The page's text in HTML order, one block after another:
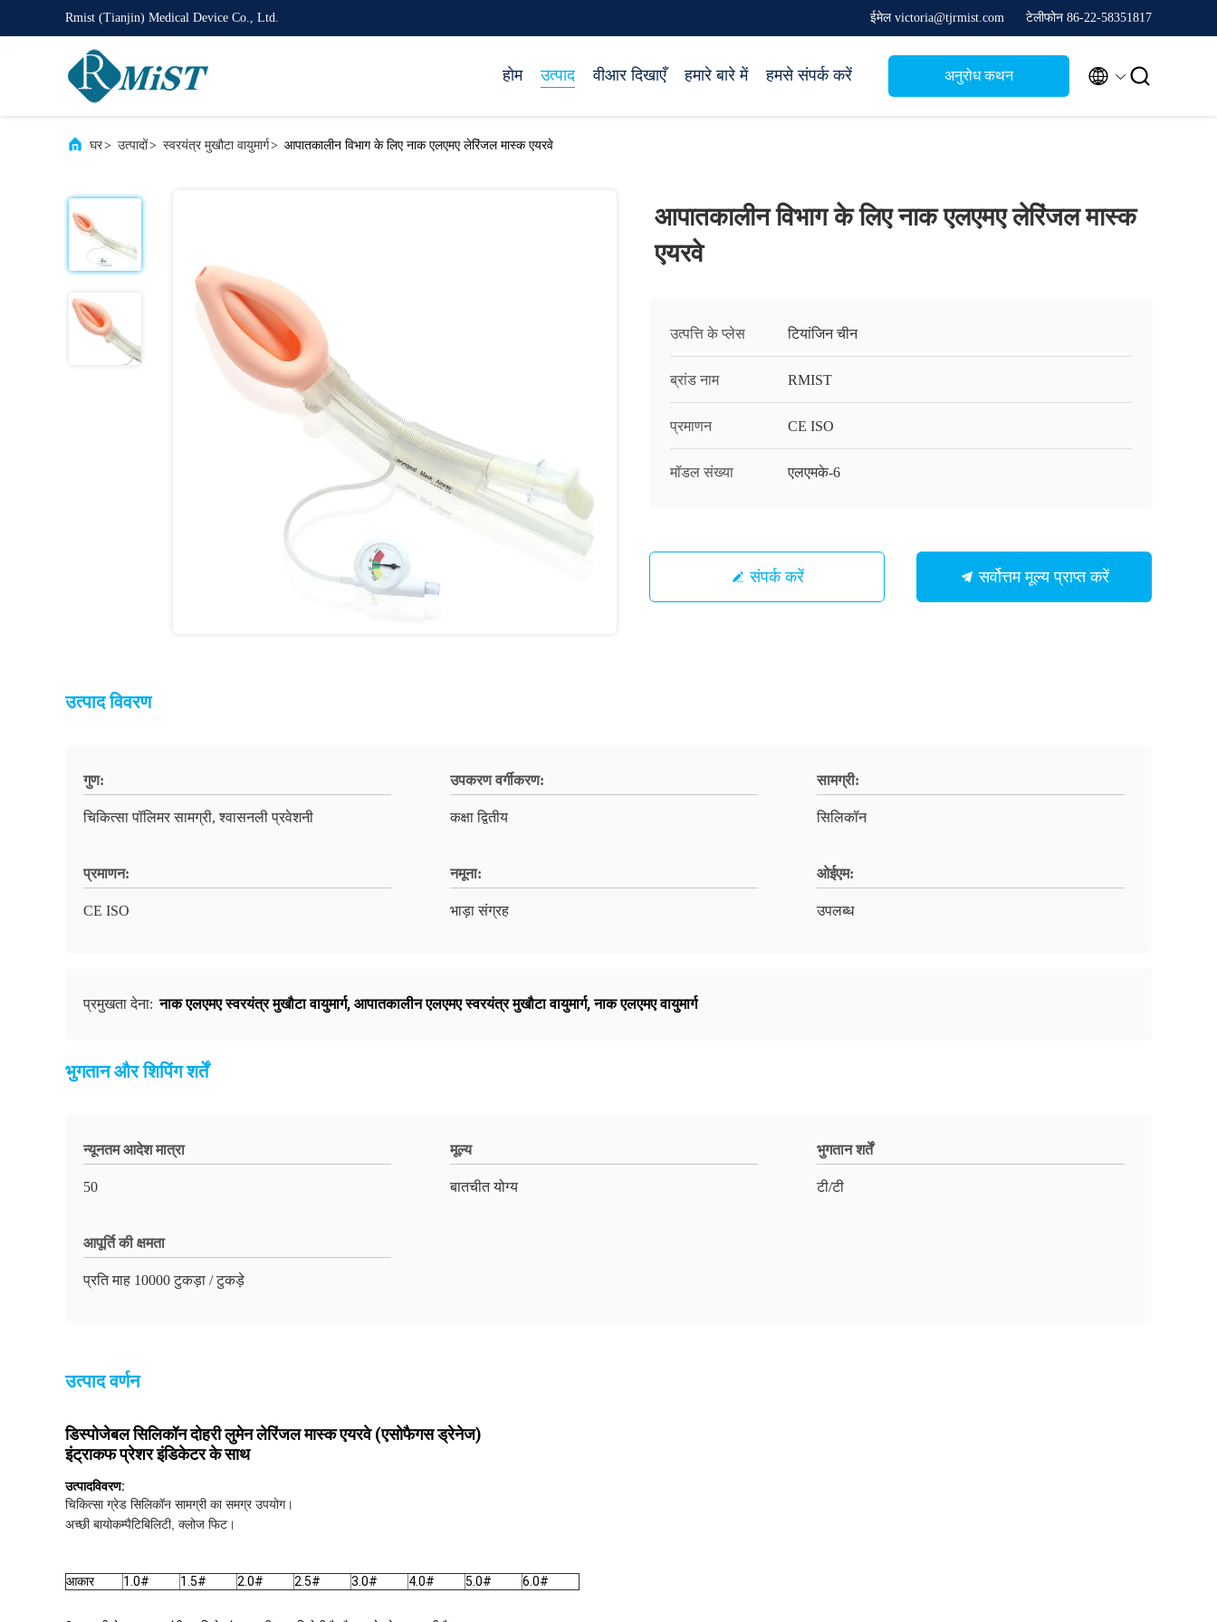
Rmist (Tianjin) Medical Device Co., Ltd. ईमेल victoria@tjrmist.com टेलीफोन 86-22-58351817
होम उत्पाद वीआर दिखाएँ हमारे बारे में हमसे संपर्क करें अनुरोध कथन  
घर> उत्पादों> स्वरयंत्र मुखौटा वायुमार्ग> आपातकालीन विभाग के लिए नाक एलएमए लेरिंजल मास्क एयरवे
आपातकालीन विभाग के लिए नाक एलएमए लेरिंजल मास्क
एयरवे
उत्पत्ति के प्लेस टियांजिन चीन
ब्रांड नाम RMIST
प्रमाणन CE ISO
मॉडल संख्या एलएमके-6
संपर्क करें सर्वोत्तम मूल्य प्राप्त करें
उत्पाद विवरण
गुण:
चिकित्सा पॉलिमर सामग्री, श्वासनली प्रवेशनी
उपकरण वर्गीकरण:
कक्षा द्वितीय
सामग्री:
सिलिकॉन
प्रमाणन:
CE ISO
नमूना:
भाड़ा संग्रह
ओईएम:
उपलब्ध
प्रमुखता देना: नाक एलएमए स्वरयंत्र मुखौटा वायुमार्ग, आपातकालीन एलएमए स्वरयंत्र मुखौटा वायुमार्ग,नाक एलएमए वायुमार्ग
भुगतान और शिपिंग शर्तें
न्यूनतम आदेश मात्रा
50
मूल्य
बातचीत योग्य
भुगतान शर्तें
टी/टी
आपूर्ति की क्षमता
प्रति माह 10000 टुकड़ा / टुकड़े
उत्पाद वर्णन
डिस्पोजेबल सिलिकॉन दोहरी लुमेन लेरिंजल मास्क एयरवे (एसोफैगस ड्रेनेज)
इंट्राकफ प्रेशर इंडिकेटर के साथ
उत्पादविवरण:
चिकित्सा ग्रेड सिलिकॉन सामग्री का समग्र उपयोग।
अच्छी बायोकम्पैटिबिलिटी, क्लोज फिट।
आकार 1.0# 1.5# 2.0# 2.5# 3.0# 4.0# 5.0# 6.0#